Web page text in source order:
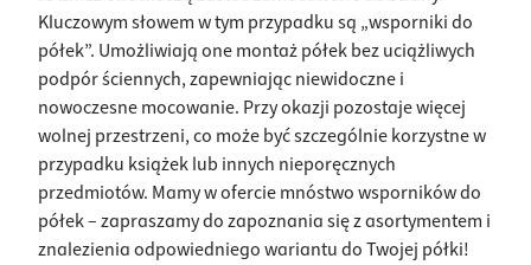
Kluczowym słowem w tym przypadku są „wsporniki do
półek”. Umożliwiają one montaż półek bez uciążliwych
podpór ściennych, zapewniając niewidoczne i
nowoczesne mocowanie. Przy okazji pozostaje więcej
wolnej przestrzeni, co może być szczególnie korzystne w
przypadku książek lub innych nieporęcznych
przedmiotów. Mamy w ofercie mnóstwo wsporników do
półek – zapraszamy do zapoznania się z asortymentem i
znalezienia odpowiedniego wariantu do Twojej półki!